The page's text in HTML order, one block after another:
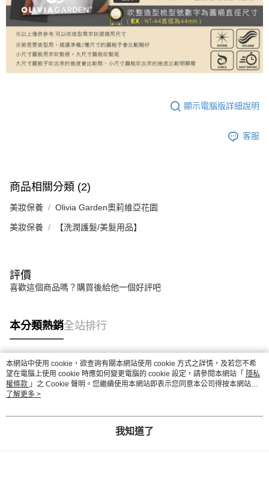
顯示電腦版詳細說明
客服
商品相關分類 (2)
美妝保養 Olivia Garden奧莉維亞花園
美妝保養 【洗潤護髮/美髮用品】
評價
喜歡這個商品嗎？購買後給他一個好評吧
本分類熱銷全站排行
熱門標籤
本網站中使用 cookie，欲查詢有關本網站使用 cookie 方式之詳情，及若您不希
望在電腦上使用 cookie 時應如何變更電腦的 cookie 設定，請參閱本網站「 隱私
權條款 」之 Cookie 聲明。您繼續使用本網站即表示您同意本公司得按本網站使
用條款之 Cookie 聲明使用 cookie。
了解更多 >
我知道了